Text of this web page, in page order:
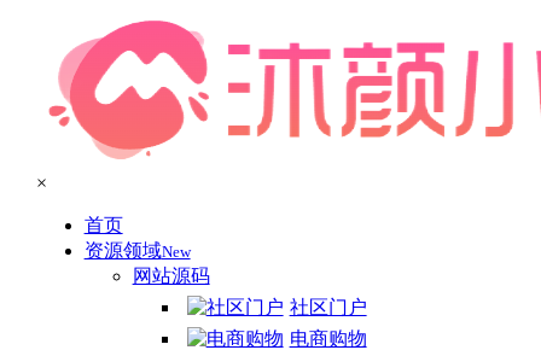
×
首页
资源领域New
网站源码
社区门户
电商购物